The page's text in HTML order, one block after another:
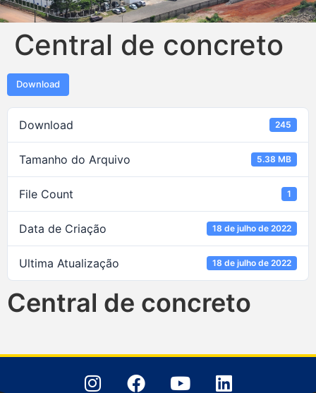
Central de concreto
Download
Download 245
Tamanho do Arquivo 5.38 MB
File Count 1
Data de Criação 18 de julho de 2022
Ultima Atualização 18 de julho de 2022
Central de concreto